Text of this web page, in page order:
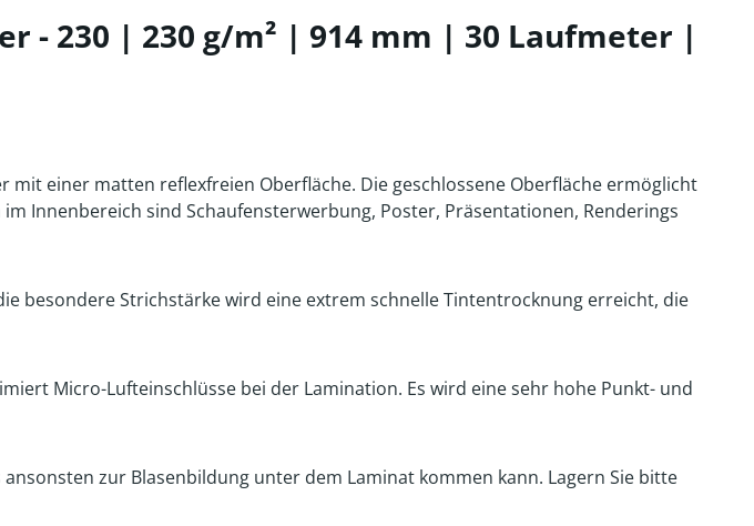
- 230 | 230 g/m² | 914 mm | 30 Laufmeter |
mit einer matten reflexfreien Oberfläche. Die geschlossene Oberfläche ermöglicht
Innenbereich sind Schaufensterwerbung, Poster, Präsentationen, Renderings
besondere Strichstärke wird eine extrem schnelle Tintentrocknung erreicht, die
Micro-Lufteinschlüsse bei der Lamination. Es wird eine sehr hohe Punkt- und
zur Blasenbildung unter dem Laminat kommen kann. Lagern Sie bitte